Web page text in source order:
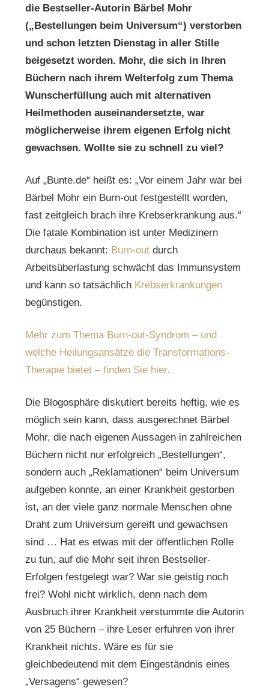
die Bestseller-Autorin Bärbel Mohr
(„Bestellungen beim Universum“) verstorben
und schon letzten Dienstag in aller Stille
beigesetzt worden. Mohr, die sich in Ihren
Büchern nach ihrem Welterfolg zum Thema
Wunscherfüllung auch mit alternativen
Heilmethoden auseinandersetzte, war
möglicherweise ihrem eigenen Erfolg nicht
gewachsen. Wollte sie zu schnell zu viel?
Auf „Bunte.de“ heißt es: „Vor einem Jahr war bei
Bärbel Mohr ein Burn-out festgestellt worden,
fast zeitgleich brach ihre Krebserkrankung aus.“
Die fatale Kombination ist unter Medizinern
durchaus bekannt: Burn-out durch
Arbeitsüberlastung schwächt das Immunsystem
und kann so tatsächlich Krebserkrankungen
begünstigen.
Mehr zum Thema Burn-out-Syndrom – und
welche Heilungsansätze die Transformations-
Therapie bietet – finden Sie hier.
Die Blogosphäre diskutiert bereits heftig, wie es
möglich sein kann, dass ausgerechnet Bärbel
Mohr, die nach eigenen Aussagen in zahlreichen
Büchern nicht nur erfolgreich „Bestellungen“,
sondern auch „Reklamationen“ beim Universum
aufgeben konnte, an einer Krankheit gestorben
ist, an der viele ganz normale Menschen ohne
Draht zum Universum gereift und gewachsen
sind … Hat es etwas mit der öffentlichen Rolle
zu tun, auf die Mohr seit ihren Bestseller-
Erfolgen festgelegt war? War sie geistig noch
frei? Wohl nicht wirklich, denn nach dem
Ausbruch ihrer Krankheit verstummte die Autorin
von 25 Büchern – ihre Leser erfuhren von ihrer
Krankheit nichts. Wäre es für sie
gleichbedeutend mit dem Eingeständnis eines
„Versagens“ gewesen?